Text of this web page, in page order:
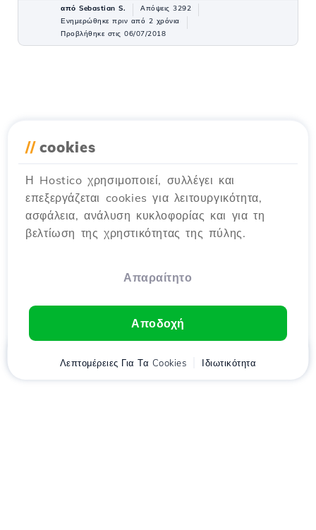
από Sebastian S.
Απόψεις 3292
Ενημερώθηκε πριν από 2 χρόνια
Προβλήθηκε στις 06/07/2018
// cookies
Η Hostico χρησιμοποιεί, συλλέγει και
επεξεργάζεται cookies για λειτουργικότητα,
ασφάλεια, ανάλυση κυκλοφορίας και για τη
βελτίωση της χρηστικότητας της πύλης.
Απαραίτητο
Αποδοχή
Λεπτομέρειες Για Τα Cookies Ιδιωτικότητα
Πελάτης Καλάθι Chat